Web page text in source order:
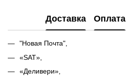
Доставка Оплата
"Новая Почта",
«SAT»,
«Деливери»,